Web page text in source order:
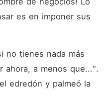
es en imponer sus
no tienes nada más
ahora, a menos que...".
edredón y palmeó la